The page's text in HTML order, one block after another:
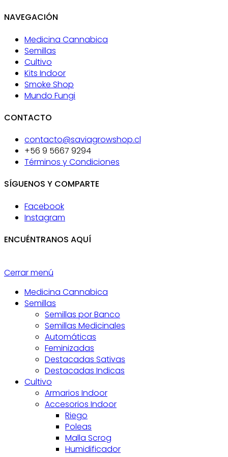
NAVEGACIÓN
Medicina Cannabica
Semillas
Cultivo
Kits Indoor
Smoke Shop
Mundo Fungi
CONTACTO
contacto@saviagrowshop.cl
+56 9 5667 9294
Términos y Condiciones
SÍGUENOS Y COMPARTE
Facebook
Instagram
ENCUÉNTRANOS AQUÍ
Cerrar menú
Medicina Cannabica
Semillas
Semillas por Banco
Semillas Medicinales
Automáticas
Feminizadas
Destacadas Sativas
Destacadas Indicas
Cultivo
Armarios Indoor
Accesorios Indoor
Riego
Poleas
Malla Scrog
Humidificador